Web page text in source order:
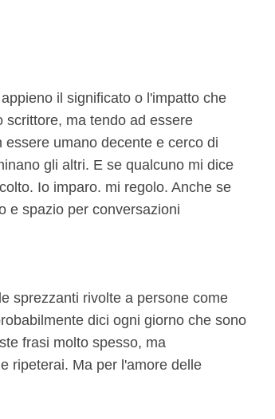
il significato o l'impatto che
scrittore, ma tendo ad essere
umano decente e cerco di
gli altri. E se qualcuno mi dice
Io imparo. mi regolo. Anche se
e spazio per conversazioni
sprezzanti rivolte a persone come
dici ogni giorno che sono
frasi molto spesso, ma
ripeterai. Ma per l'amore delle